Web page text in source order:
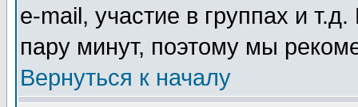
e-mail, участие в группах и
пару минут, поэтому мы
Вернуться к началу